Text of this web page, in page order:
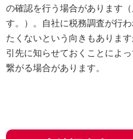
の確認を行う場合があります
す。）。自社に税務調査が行
たくないという向きもありま
引先に知らせておくことによ
繋がる場合があります。